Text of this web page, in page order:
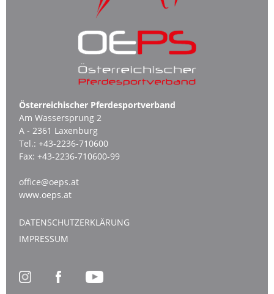
Österreichischer Pferdesportverband
Am Wassersprung 2
A - 2361 Laxenburg
Tel.: +43-2236-710600
Fax: +43-2236-710600-99
office@oeps.at
www.oeps.at
DATENSCHUTZERKLÄRUNG
IMPRESSUM